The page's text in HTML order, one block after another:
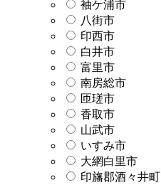
袖ケ浦市
八街市
印西市
白井市
富里市
南房総市
匝瑳市
香取市
山武市
いすみ市
大網白里市
印旛郡酒々井町